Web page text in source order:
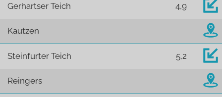
Gerhartser Teich 4,9
Kautzen
Steinfurter Teich 5,2
Reingers